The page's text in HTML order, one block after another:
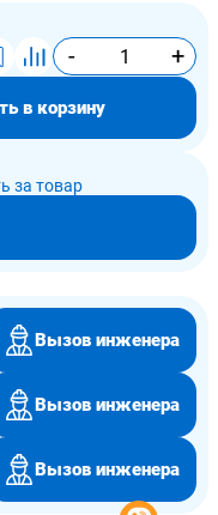
- +
в корзину
за товар
Вызов инженера
Вызов инженера
Вызов инженера